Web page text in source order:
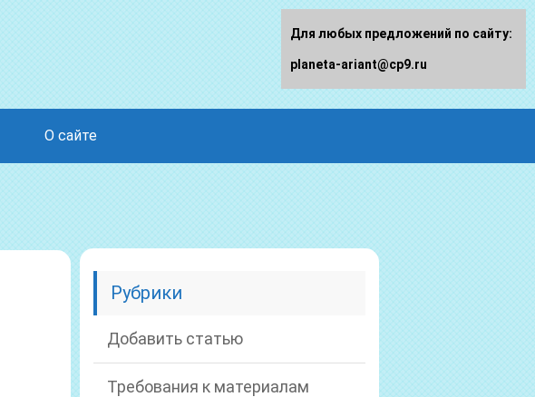
О сайте
Рубрики
Добавить статью
Требования к материалам
Для любых предложений по сайту:
planeta-ariant@cp9.ru